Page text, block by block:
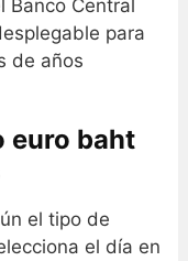
Banco Central
para
de años
euro baht
el tipo de
el día en